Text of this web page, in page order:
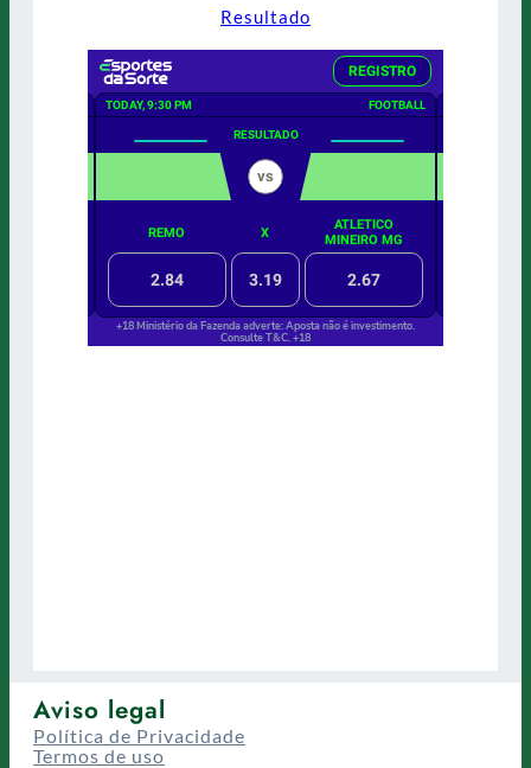
Resultado
Aviso legal
Política de Privacidade
Termos de uso